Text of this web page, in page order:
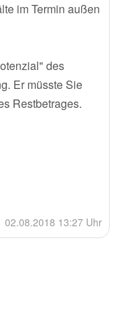
im Termin außen
des
Er müsste Sie
Restbetrages.
02.08.2018 13:27 Uhr